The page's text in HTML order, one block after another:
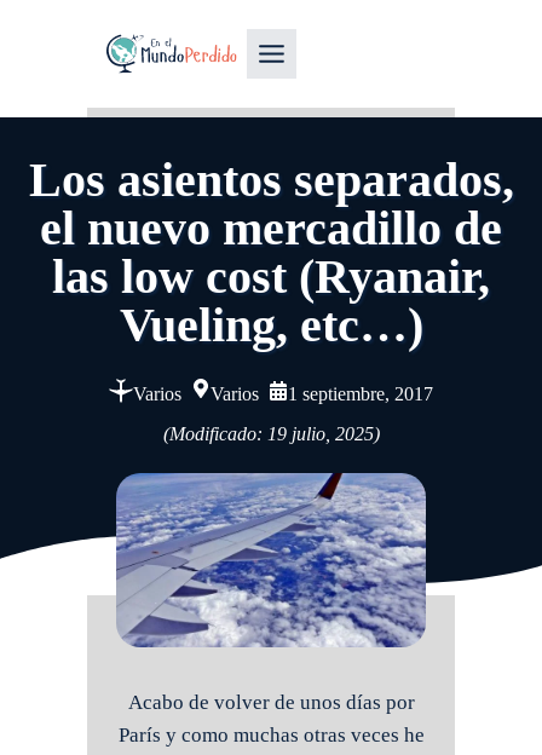
Los asientos separados,
el nuevo mercadillo de
las low cost (Ryanair,
Vueling, etc…)
Varios Varios
1 septiembre, 2017
(Modificado: 19 julio, 2025)
Acabo de volver de unos días por
París y como muchas otras veces he